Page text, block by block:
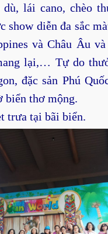
lái cano, chèo
show diễn đa sắc
và Châu Âu
lại,… Tự do
đặc sản Phú
biển thơ mộng.
trưa tại bãi biển.